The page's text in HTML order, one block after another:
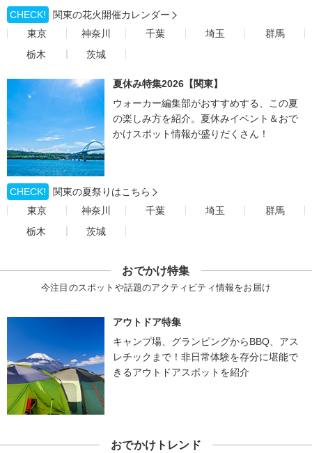
CHECK!
関東の花火開催カレンダー
東京
神奈川 千葉 埼玉
群馬
栃木
茨城
夏休み特集2026【関東】
ウォーカー編集部がおすすめする、この夏
の楽しみ方を紹介。夏休みイベント＆おで
かけスポット情報が盛りだくさん！
CHECK!
関東の夏祭りはこちら
東京
神奈川 千葉 埼玉
群馬
栃木
茨城
おでかけ特集
今注目のスポットや話題のアクティビティ情報をお届け
アウトドア特集
キャンプ場、グランピングからBBQ、アス
レチックまで！非日常体験を存分に堪能で
きるアウトドアスポットを紹介
おでかけトレンド